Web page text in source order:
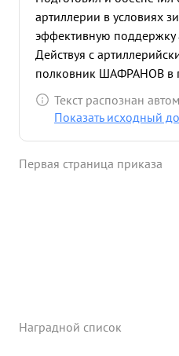
артиллерии в условиях
эффективную поддержку
Действуя с
полковник ШАФРАНОВ в
находился на огневых
бойцов. Неоднократно
Текст распознан
Показать исходный
Первая страница приказа
Наградной список